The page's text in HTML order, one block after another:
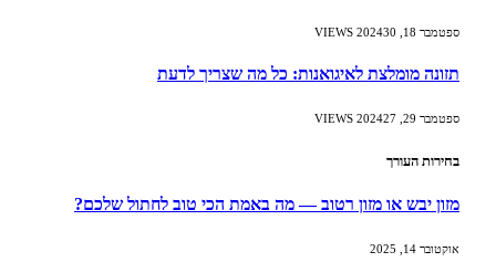
ספטמבר 18, 2024 30
VIEWS
תזונה מומלצת לאיגואנות: כל מה שצריך לדעת
ספטמבר 29, 2024 27
VIEWS
בחירות העורך
מזון יבש או מזון רטוב — מה באמת הכי טוב לחתול שלכם?
אוקטובר 14, 2025